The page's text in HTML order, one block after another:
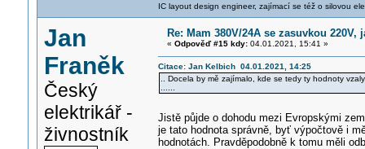
IC layout design engineer, zajímací se též o silovou
Jan
Franěk
Český
elektrikář -
živnostník
Re: Mam 380V/24A se zasuvkou
« Odpověď #15 kdy:04.01.2021, 15:41 »
Citace: Jan Kelbich 04.01.2021, 14:25
.. Docela by mě zajímalo, kde se tedy ty hodnoty
Jistě půjde o dohodu mezi Evropskými
je tato hodnota správně, byť výpočtově i
hodnotách. Pravděpodobně k tomu měli